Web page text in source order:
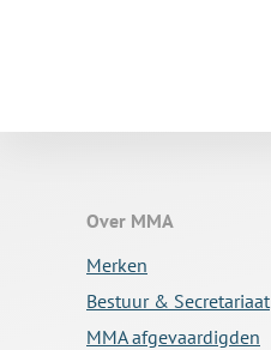
Over MMA
Merken
Bestuur & Secretariaat
MMA afgevaardigden